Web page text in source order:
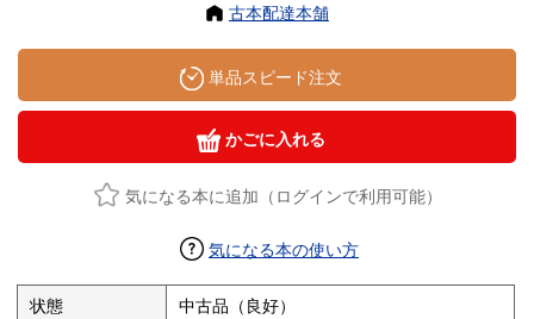
古本配達本舗
単品スピード注文
かごに入れる
気になる本に追加（ログインで利用可能）
気になる本の使い方
状態 中古品（良好）